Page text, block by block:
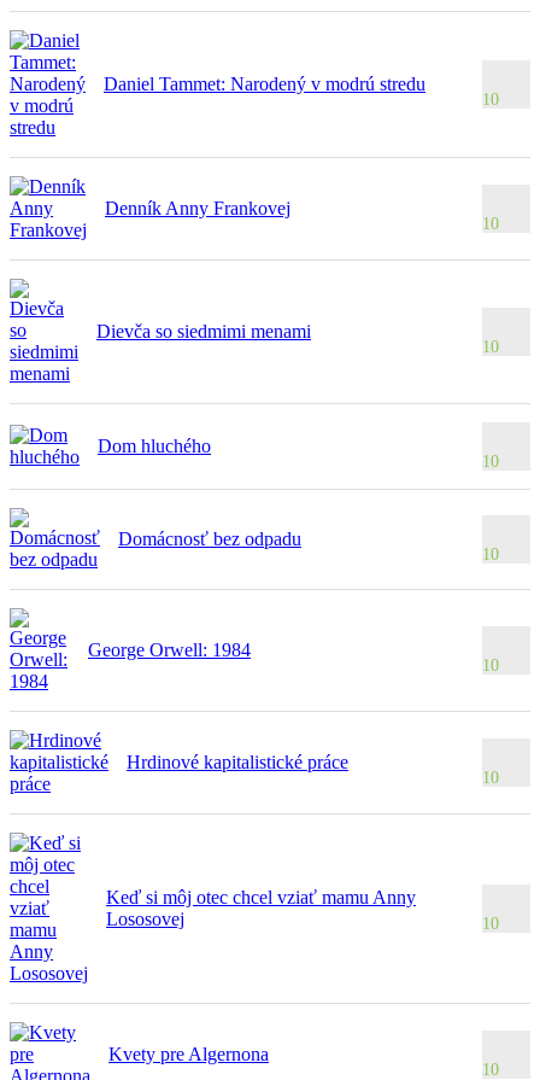
Daniel Tammet: Narodený v modrú stredu
10
Denník Anny Frankovej
10
Dievča so siedmimi menami
10
Dom hluchého
10
Domácnosť bez odpadu
10
George Orwell: 1984
10
Hrdinové kapitalistické práce
10
Keď si môj otec chcel vziať mamu Anny
Lososovej
10
Kvety pre Algernona
10